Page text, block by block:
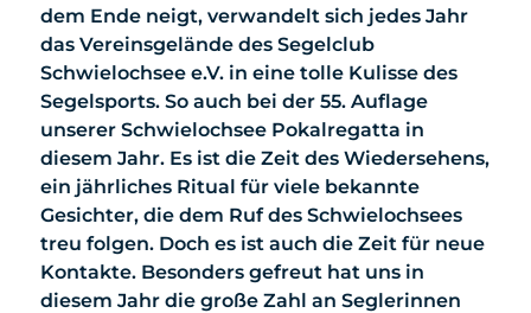
dem Ende neigt, verwandelt sich jedes Jahr
das Vereinsgelände des Segelclub
Schwielochsee e.V. in eine tolle Kulisse des
Segelsports. So auch bei der 55. Auflage
unserer Schwielochsee Pokalregatta in
diesem Jahr. Es ist die Zeit des Wiedersehens,
ein jährliches Ritual für viele bekannte
Gesichter, die dem Ruf des Schwielochsees
treu folgen. Doch es ist auch die Zeit für neue
Kontakte. Besonders gefreut hat uns in
diesem Jahr die große Zahl an Seglerinnen